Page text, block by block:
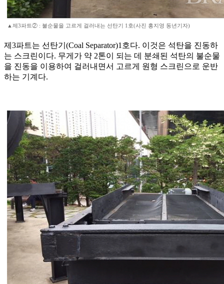
▲제3파트② : 불순물을 고르게 걸러내는 선탄기 1호(사진 홍지영 동년기자)
제3파트는 선탄기(Coal Separator)1호다. 이것은 석탄을 진동하
는 스크린이다. 무게가 약 2톤이 되는 데 분쇄된 석탄의 불순물
을 진동을 이용하여 걸러내면서 고르게 원형 스크린으로 운반
하는 기계다.